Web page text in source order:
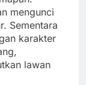
mengunci
Sementara
karakter
lawan